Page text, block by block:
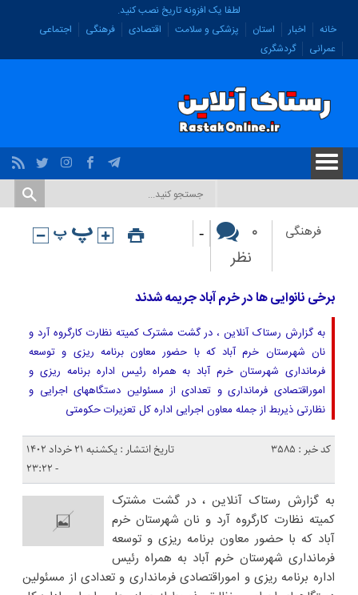
لطفا یک افزونه تاریخ نصب کنید.
خانه
اخبار استان پزشکی و سلامت اقتصادی فرهنگی
اجتماعی
عمرانی
گردشگری
فرهنگی
۰
نظر
-
برخی نانوایی ها در خرم آباد جریمه شدند
به گزارش رستاک آنلاین ، در گشت مشترک کمیته نظارت کارگروه آرد و
نان شهرستان خرم آباد که با حضور معاون برنامه ریزی و توسعه
فرمانداری شهرستان خرم آباد به همراه رئیس اداره برنامه ریزی و
اموراقتصادی فرمانداری و تعدادی از مسئولین دستگاههای اجرایی و
نظارتی ذیربط از جمله معاون اجرایی اداره کل تعزیرات حکومتی
کد خبر : 3585
تاریخ انتشار : یکشنبه ۲۱ خرداد ۱۴۰۲
- ۲۳:۲۲
به گزارش رستاک آنلاین ، در گشت مشترک
کمیته نظارت کارگروه آرد و نان شهرستان خرم
آباد که با حضور معاون برنامه ریزی و توسعه
فرمانداری شهرستان خرم آباد به همراه رئیس
اداره برنامه ریزی و اموراقتصادی فرمانداری و تعدادی از مسئولین